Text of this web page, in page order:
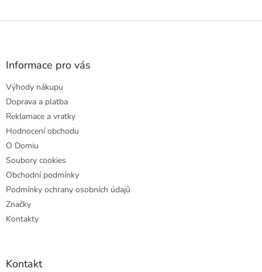
Z
Informace pro vás
Výhody nákupu
Doprava a platba
Reklamace a vratky
Hodnocení obchodu
O Domiu
Soubory cookies
Obchodní podmínky
Podmínky ochrany osobních údajů
Značky
Kontakty
Kontakt